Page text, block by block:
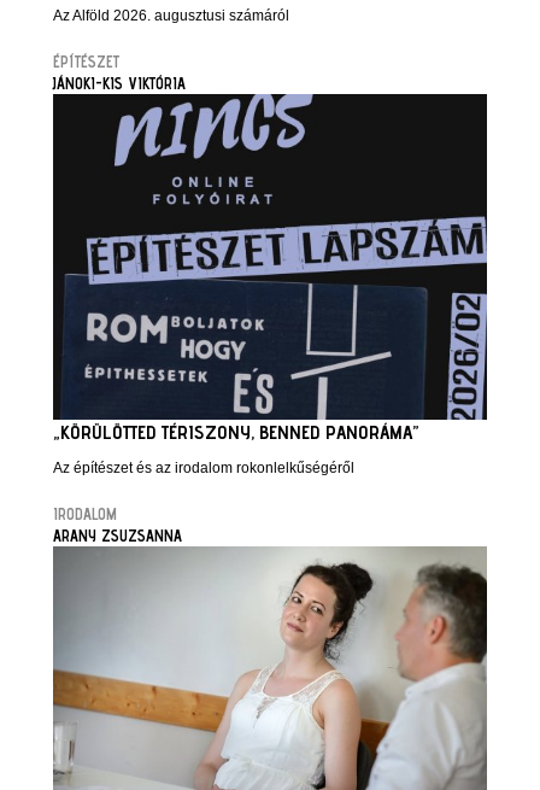
Az Alföld 2026. augusztusi számáról
ÉPÍTÉSZET
JÁNOKI-KIS VIKTÓRIA
„KÖRÜLÖTTED TÉRISZONY, BENNED PANORÁMA”
Az építészet és az irodalom rokonlelkűségéről
IRODALOM
ARANY ZSUZSANNA